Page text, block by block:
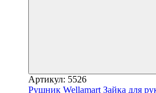
Артикул: 5526
Рушник Wellamart Зайка для